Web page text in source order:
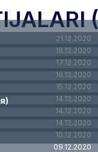
21.12.2020
18.12.2020
17.12.2020
16.12.2020
15.12.2020
14.12.2020
14.12.2020
14.12.2020
10.12.2020
09.12.2020